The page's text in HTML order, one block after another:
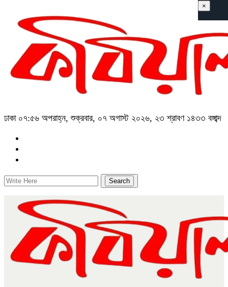
ঢাকা ০৭:৫৬ অপরাহ্ন, শুক্রবার, ০৭ অগাস্ট ২০২৬, ২৩ শ্রাবণ ১৪৩৩ বঙ্গাব্দ
×